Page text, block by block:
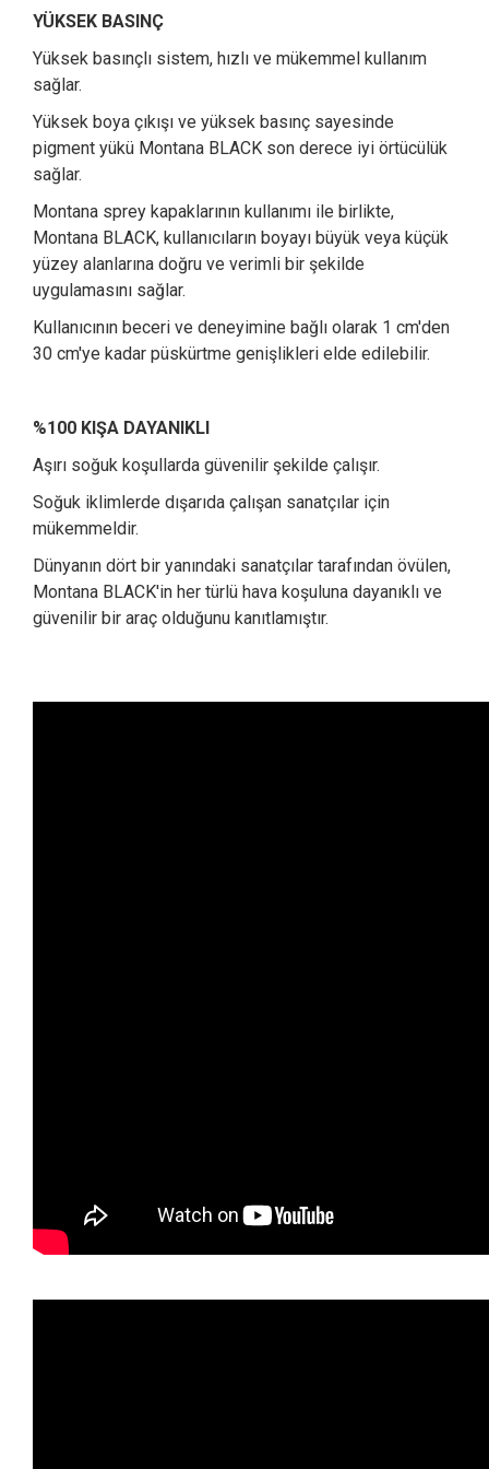
YÜKSEK BASINÇ
Yüksek basınçlı sistem, hızlı ve mükemmel kullanım
sağlar.
Yüksek boya çıkışı ve yüksek basınç sayesinde
pigment yükü Montana BLACK son derece iyi örtücülük
sağlar.
Montana sprey kapaklarının kullanımı ile birlikte,
Montana BLACK, kullanıcıların boyayı büyük veya küçük
yüzey alanlarına doğru ve verimli bir şekilde
uygulamasını sağlar.
Kullanıcının beceri ve deneyimine bağlı olarak 1 cm'den
30 cm'ye kadar püskürtme genişlikleri elde edilebilir.
%100 KIŞA DAYANIKLI
Aşırı soğuk koşullarda güvenilir şekilde çalışır.
Soğuk iklimlerde dışarıda çalışan sanatçılar için
mükemmeldir.
Dünyanın dört bir yanındaki sanatçılar tarafından övülen,
Montana BLACK'in her türlü hava koşuluna dayanıklı ve
güvenilir bir araç olduğunu kanıtlamıştır.